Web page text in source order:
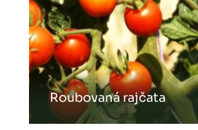
Roubovaná rajčata